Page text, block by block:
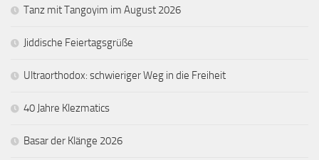
Tanz mit Tangoyim im August 2026
Jiddische Feiertagsgrüße
Ultraorthodox: schwieriger Weg in die Freiheit
40 Jahre Klezmatics
Basar der Klänge 2026